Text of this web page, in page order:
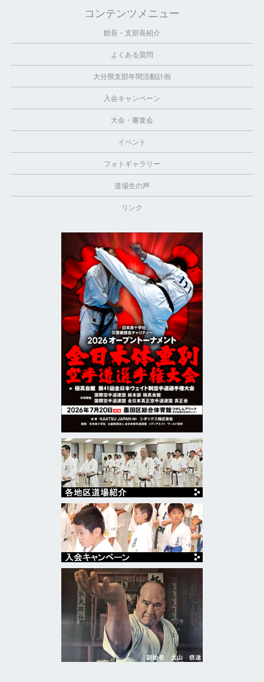
コンテンツメニュー
館長・支部長紹介
よくある質問
大分県支部年間活動計画
入会キャンペーン
大会・審査会
イベント
フォトギャラリー
道場生の声
リンク